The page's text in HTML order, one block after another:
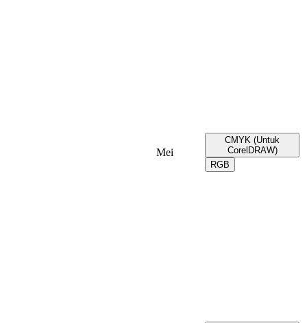
Mei
CMYK (Untuk
CorelDRAW)
RGB